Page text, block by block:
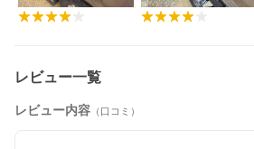
レビュー一覧
レビュー内容 （口コミ）